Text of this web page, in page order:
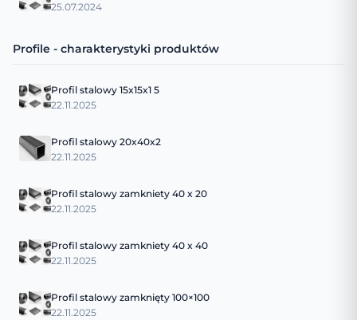
25.07.2024
Profile - charakterystyki produktów
Profil stalowy 15x15x1 5
22.11.2025
Profil stalowy 20x40x2
22.11.2025
Profil stalowy zamkniety 40 x 20
22.11.2025
Profil stalowy zamkniety 40 x 40
22.11.2025
Profil stalowy zamknięty 100×100
22.11.2025